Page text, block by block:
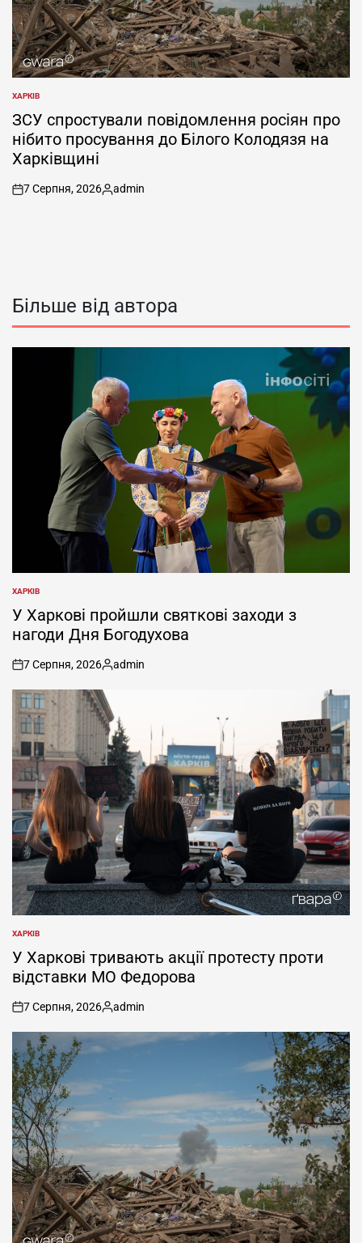
ОПУБЛІКУВАТИ
У
ХАРКІВ
ЗСУ спростували повідомлення росіян про
нібито просування до Білого Колодязя на
Харківщині
on
7 Серпня, 2026
Опубліковано
admin
Більше від автора
ОПУБЛІКУВАТИ
У
ХАРКІВ
У Харкові пройшли святкові заходи з
нагоди Дня Богодухова
on
7 Серпня, 2026
Опубліковано
admin
ОПУБЛІКУВАТИ
У
ХАРКІВ
У Харкові тривають акції протесту проти
відставки МО Федорова
on
7 Серпня, 2026
Опубліковано
admin